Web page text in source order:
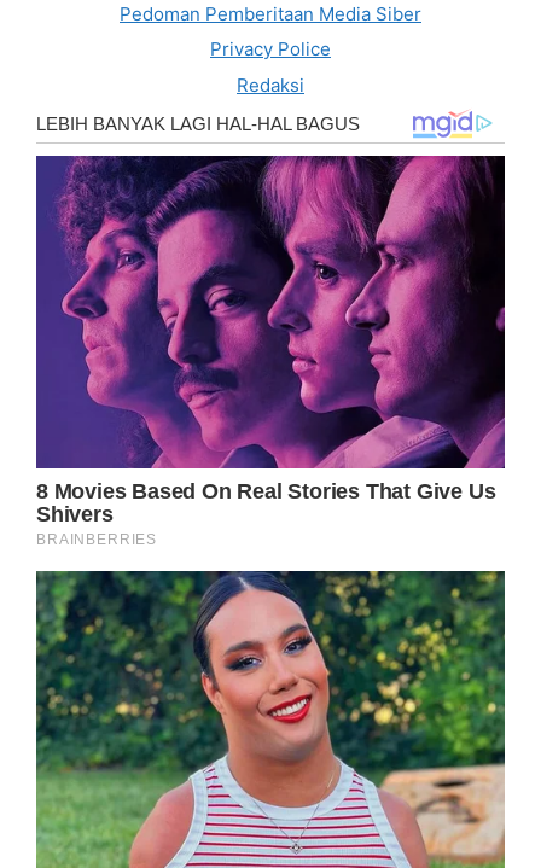
Pedoman Pemberitaan Media Siber
Privacy Police
Redaksi